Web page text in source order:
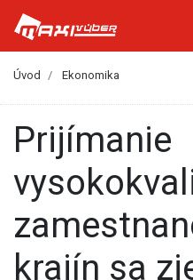
Úvod Ekonomika
Prijímanie
krajín sa